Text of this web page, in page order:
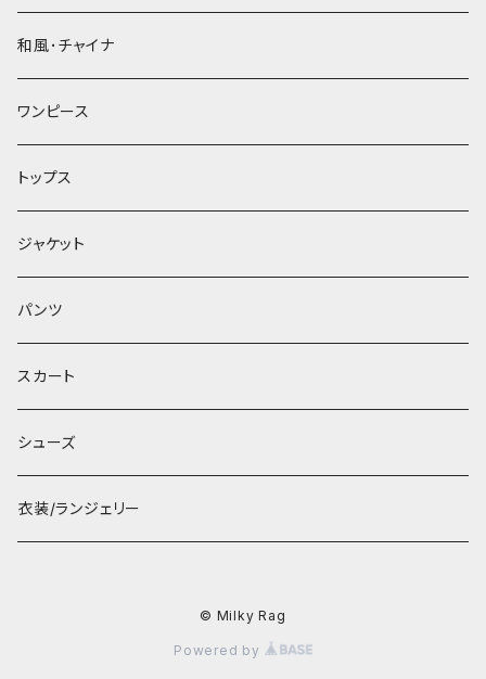
和風･チャイナ
ワンピース
トップス
ジャケット
パンツ
スカート
シューズ
衣装/ランジェリー
© Milky Rag
Powered by